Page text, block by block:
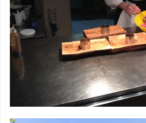
AULAS DE